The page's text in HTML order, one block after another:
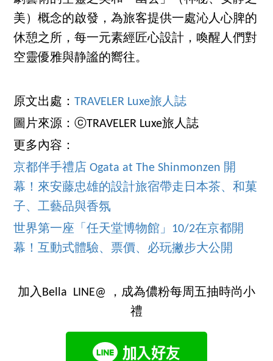
美）概念的啟發，為旅客提供一處沁人心脾的
休憩之所，每一元素經匠心設計，喚醒人們對
空靈優雅與静謐的嚮往。
原文出處：TRAVELER Luxe旅人誌
圖片來源：ⓒTRAVELER Luxe旅人誌
更多內容：
京都伴手禮店 Ogata at The Shinmonzen 開
幕！來安藤忠雄的設計旅宿帶走日本茶、和菓
子、工藝品與香氛
世界第一座「任天堂博物館」10/2在京都開
幕！互動式體驗、票價、必玩撇步大公開
加入Bella LINE@ ，成為儂粉每周五抽時尚小
禮